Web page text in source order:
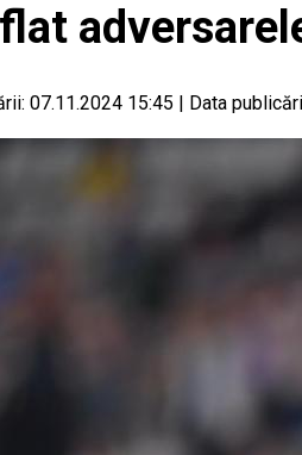
07.11.2024 15:45 | Data